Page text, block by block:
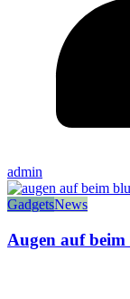
admin
GadgetsNews
Augen auf